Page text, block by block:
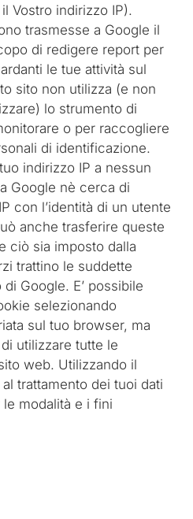
Vostro indirizzo IP).
trasmesse a Google il
di redigere report per
le tue attività sul
sito non utilizza (e non
lo strumento di
o per raccogliere
di identificazione.
indirizzo IP a nessun
Google nè cerca di
con l’identità di un utente
anche trasferire queste
ciò sia imposto dalla
trattino le suddette
Google. E’ possibile
selezionando
sul tuo browser, ma
utilizzare tutte le
web. Utilizzando il
trattamento dei tuoi dati
modalità e i fini